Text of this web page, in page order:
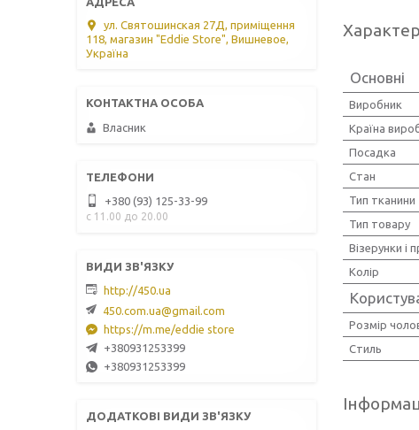
Основні
Виробник
Країна
Посадка
Стан
Тип тканини
Тип товару
Візерунки і
Колір
Розмір
Стиль
ул. Святошинская 27Д, приміщення
118, магазин "Eddie Store", Вишневое,
Україна
Власник
+380 (93) 125-33-99
с 11.00 до 20.00
http://450.ua
450.com.ua@gmail.com
https://m.me/eddie store
+380931253399
+380931253399